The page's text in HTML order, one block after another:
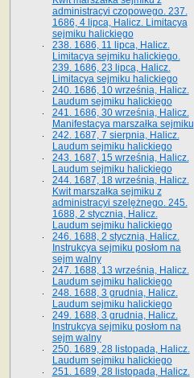
administracyi czopowego. 237.
1686, 4 lipca, Halicz. Limitacya
sejmiku halickiego
238. 1686, 11 lipca, Halicz.
Limitacya sejmiku halickiego.
239. 1686, 23 lipca, Halicz.
Limitacya sejmiku halickiego
240. 1686, 10 września, Halicz.
Laudum sejmiku halickiego
241. 1686, 30 września, Halicz.
Manifestacya marszałka sejmiku
242. 1687, 7 sierpnia, Halicz.
Laudum sejmiku halickiego
243. 1687, 15 września, Halicz.
Laudum sejmiku halickiego
244. 1687, 18 września, Halicz.
Kwit marszałka sejmiku z
administracyi szelężnego. 245.
1688, 2 stycznia, Halicz.
Laudum sejmiku halickiego
246. 1688, 2 stycznia, Halicz.
Instrukcya sejmiku posłom na
sejm walny
247. 1688, 13 września, Halicz.
Laudum sejmiku halickiego
248. 1688, 3 grudnia, Halicz.
Laudum sejmiku halickiego
249. 1688, 3 grudnia, Halicz.
Instrukcya sejmiku posłom na
sejm walny
250. 1689, 28 listopada, Halicz.
Laudum sejmiku halickiego
251. 1689, 28 listopada, Halicz.